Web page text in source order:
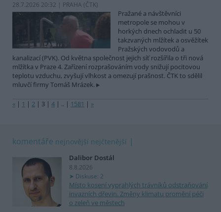
28.7.2026 20:32 | PRAHA (ČTK)
Pražané a návštěvníci
metropole se mohou v
horkých dnech ochladit u 50
takzvaných mlžítek a osvěžítek
Pražských vodovodů a
kanalizací (PVK). Od května společnost jejich síť rozšířila o tři nová
mlžítka v Praze 4. Zařízení rozprašováním vody snižují pocitovou
teplotu vzduchu, zvyšují vlhkost a omezují prašnost. ČTK to sdělil
mluvčí firmy Tomáš Mrázek.
« | 1 | 2 | 3 | 4 | .. | 1581 | »
komentáře nejnovější nejčtenější
Dalibor Dostál
8.8.2026
Diskuse: 2
Místo kosení vyprahlých trávníků odstraňování
invazních dřevin. Změny klimatu promění péči
o zeleň ve městech